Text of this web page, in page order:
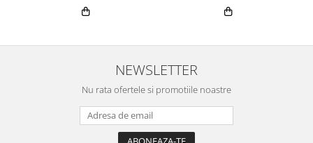
NEWSLETTER
Nu rata ofertele si promotiile noastre